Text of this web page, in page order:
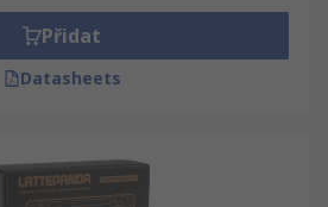
Přidat
Datasheets